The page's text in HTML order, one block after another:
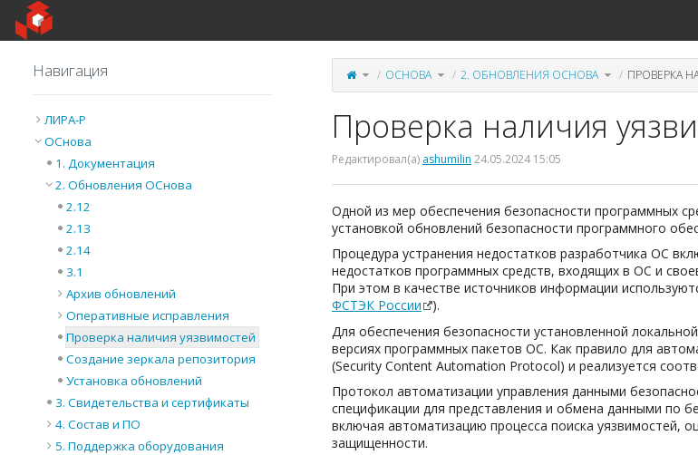
Home
Переключите
родительское
дерево
Проверка
наличия
ОСНОВА Переключите
дерево
иерархии
ОСнова.
2. ОБНОВЛЕНИЯ ОСНОВА Переключите
дерево
иерархии
2.
Обновления
ПРОВЕРКА
Проверка наличия
Редактировал(а) ashumilin 24.05.2024 15:05
Одной из мер обеспечения безопасности программных
установкой обновлений безопасности программного
Процедура устранения недостатков разработчика ОС
недостатков программных средств, входящих в ОС и
При этом в качестве источников информации
ФСТЭК России
).
Для обеспечения безопасности установленной
версиях программных пакетов ОС. Как правило для
(Security Content Automation Protocol) и реализуется
Протокол автоматизации управления данными
спецификации для представления и обмена данными по
включая автоматизацию процесса поиска уязвимостей,
защищенности.
Навигация
ЛИРА-Р
ОСнова
1. Документация
2. Обновления ОСнова
2.12
2.13
2.14
3.1
Архив обновлений
Оперативные исправления
Проверка наличия уязвимостей
Создание зеркала репозитория
Установка обновлений
3. Свидетельства и сертификаты
4. Состав и ПО
5. Поддержка оборудования